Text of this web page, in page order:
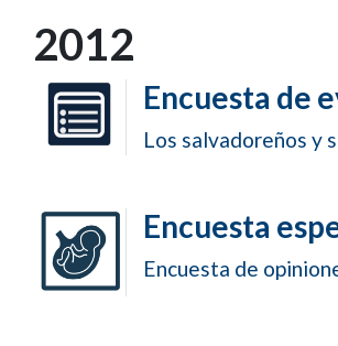
2012
Encuesta de
Los salvadoreños y
Encuesta
Encuesta de